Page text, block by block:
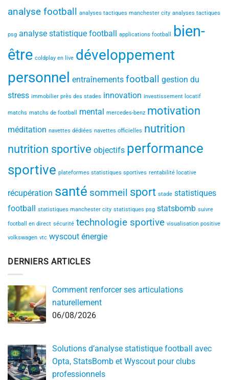
analyse football analyses tactiques manchester city analyses tactiques
psg analyse statistique football applications football
bien-
être coldplay en live développement
personnel entraînements football gestion du
stress immobilier près des stades innovation investissement locatif
matchs matchs de football mental mercedes-benz motivation
méditation navettes dédiées navettes officielles nutrition
nutrition sportive objectifs performance
sportive plateformes statistiques sportives rentabilité locative
récupération santé sommeil sport stade statistiques
football statistiques manchester city statistiques psg statsbomb suivre
football en direct sécurité technologie sportive visualisation positive
volkswagen vtc wyscout énergie
DERNIERS ARTICLES
Comment renforcer ses articulations
naturellement
06/08/2026
Solutions d’analyse statistique football avec
Opta, StatsBomb et Wyscout pour clubs
professionnels